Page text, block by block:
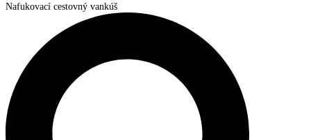
Nafukovací cestovný vankúš